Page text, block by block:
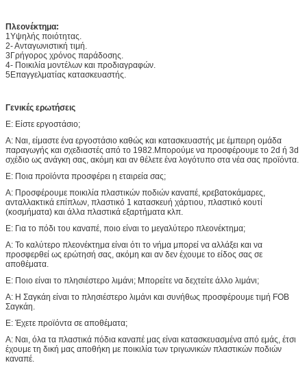
Πλεονέκτημα:
1Υψηλής ποιότητας.
2- Ανταγωνιστική τιμή.
3Γρήγορος χρόνος παράδοσης.
4- Ποικιλία μοντέλων και προδιαγραφών.
5Επαγγελματίας κατασκευαστής.
Γενικές ερωτήσεις
Ε: Είστε εργοστάσιο;
Α: Ναι, είμαστε ένα εργοστάσιο καθώς και κατασκευαστής με έμπειρη ομάδα
παραγωγής και σχεδιαστές από το 1982.Μπορούμε να προσφέρουμε το 2d ή 3d
σχέδιο ως ανάγκη σας, ακόμη και αν θέλετε ένα λογότυπο στα νέα σας προϊόντα.
Ε: Ποια προϊόντα προσφέρει η εταιρεία σας;
Α: Προσφέρουμε ποικιλία πλαστικών ποδιών καναπέ, κρεβατοκάμαρες,
ανταλλακτικά επίπλων, πλαστικό 1 κατασκευή χάρτιου, πλαστικό κουτί
(κοσμήματα) και άλλα πλαστικά εξαρτήματα κλπ.
Ε: Για το πόδι του καναπέ, ποιο είναι το μεγαλύτερο πλεονέκτημα;
Α: Το καλύτερο πλεονέκτημα είναι ότι το νήμα μπορεί να αλλάξει και να
προσφερθεί ως ερώτησή σας, ακόμη και αν δεν έχουμε το είδος σας σε
αποθέματα.
Ε: Ποιο είναι το πλησιέστερο λιμάνι; Μπορείτε να δεχτείτε άλλο λιμάνι;
Α: Η Σαγκάη είναι το πλησιέστερο λιμάνι και συνήθως προσφέρουμε τιμή FOB
Σαγκάη.
Ε: Έχετε προϊόντα σε αποθέματα;
Α: Ναι, όλα τα πλαστικά πόδια καναπέ μας είναι κατασκευασμένα από εμάς, έτσι
έχουμε τη δική μας αποθήκη με ποικιλία των τριγωνικών πλαστικών ποδιών
καναπέ.